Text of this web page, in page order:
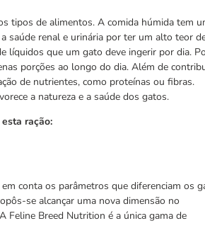
tipos de alimentos. A comida húmida tem
saúde renal e urinária por ter um alto teor
líquidos que um gato deve ingerir por dia.
porções ao longo do dia. Além de
de nutrientes, como proteínas ou fibras.
a natureza e a saúde dos gatos.
ração:
conta os parâmetros que diferenciam os
se alcançar uma nova dimensão no
Feline Breed Nutrition é a única gama de